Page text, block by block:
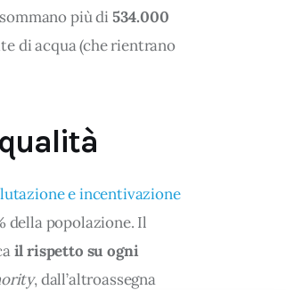
più di 534.000
di acqua (che rientrano
e incentivazione
della popolazione. Il
il rispetto su ogni
, dall’altroassegna